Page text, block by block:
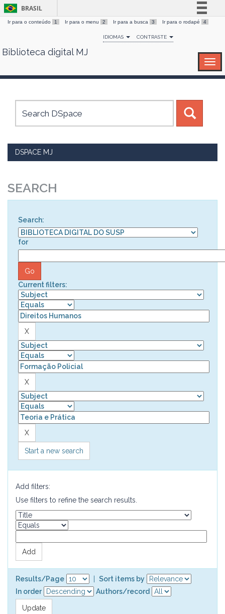
Skip
BRASIL
Simplifique!
Comunica BR
Canais
Ir para o conteúdo 1 Ir para o menu 2 Ir para a busca 3 Ir para o rodapé 4
IDIOMAS CONTRASTE
Biblioteca digital MJ
DSPACE MJ
SEARCH
Search:
for
Current filters:
Start a new search
Add filters:
Use filters to refine the search results.
Results/Page
Sort items by
In order
Authors/record